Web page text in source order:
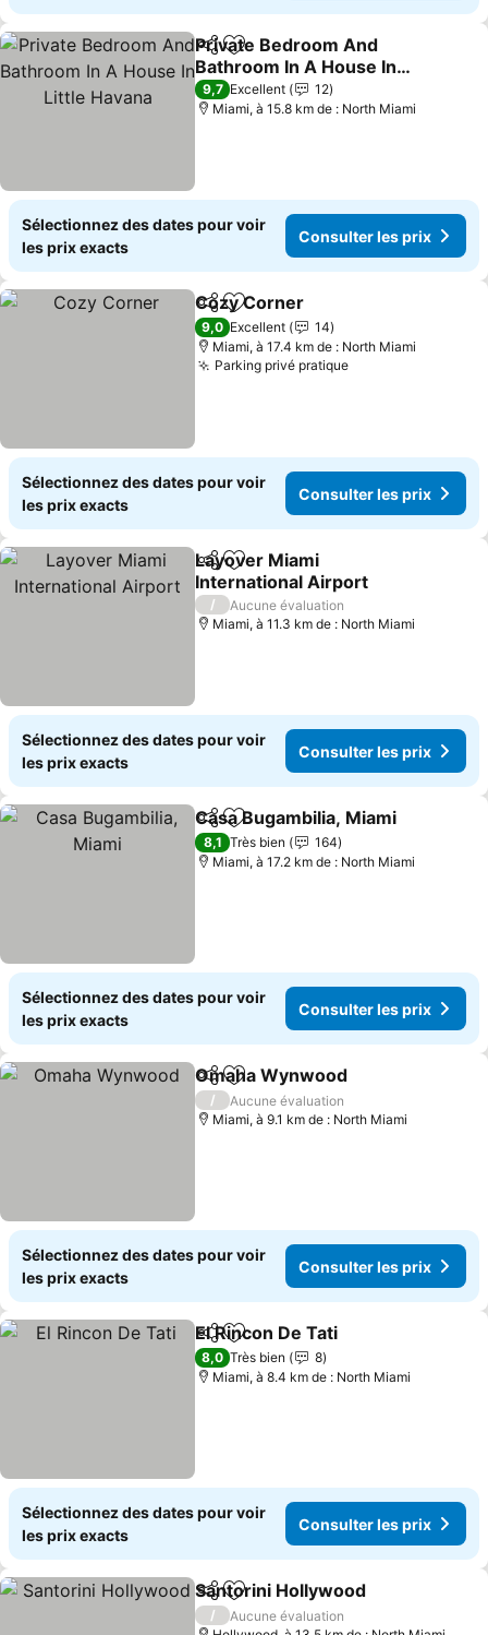
PartagerAjouter à mes favoris
Private Bedroom And
Bathroom In A House In
Little Havana
9,7 Excellent
12
Miami, à 15.8 km de : North Miami
Sélectionnez des dates pour voir
les prix exacts
Consulter les prix
PartagerAjouter à mes favoris
Cozy Corner
9,0 Excellent
14
Miami, à 17.4 km de : North Miami
Parking privé pratique
Sélectionnez des dates pour voir
les prix exacts
Consulter les prix
PartagerAjouter à mes favoris
Layover Miami
International Airport
/
Aucune évaluation
Miami, à 11.3 km de : North Miami
Sélectionnez des dates pour voir
les prix exacts
Consulter les prix
PartagerAjouter à mes favoris
Casa Bugambilia, Miami
8,1 Très bien
164
Miami, à 17.2 km de : North Miami
Sélectionnez des dates pour voir
les prix exacts
Consulter les prix
PartagerAjouter à mes favoris
Omaha Wynwood
/
Aucune évaluation
Miami, à 9.1 km de : North Miami
Sélectionnez des dates pour voir
les prix exacts
Consulter les prix
PartagerAjouter à mes favoris
El Rincon De Tati
8,0 Très bien
8
Miami, à 8.4 km de : North Miami
Sélectionnez des dates pour voir
les prix exacts
Consulter les prix
PartagerAjouter à mes favoris
Santorini Hollywood
/
Aucune évaluation